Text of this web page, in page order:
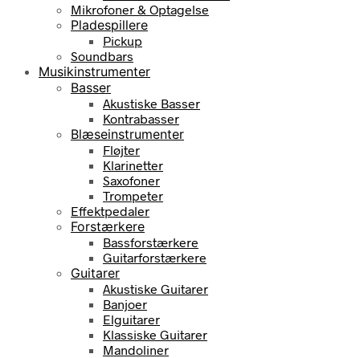
Mikrofoner & Optagelse
Pladespillere
Pickup
Soundbars
Musikinstrumenter
Basser
Akustiske Basser
Kontrabasser
Blæseinstrumenter
Fløjter
Klarinetter
Saxofoner
Trompeter
Effektpedaler
Forstærkere
Bassforstærkere
Guitarforstærkere
Guitarer
Akustiske Guitarer
Banjoer
Elguitarer
Klassiske Guitarer
Mandoliner